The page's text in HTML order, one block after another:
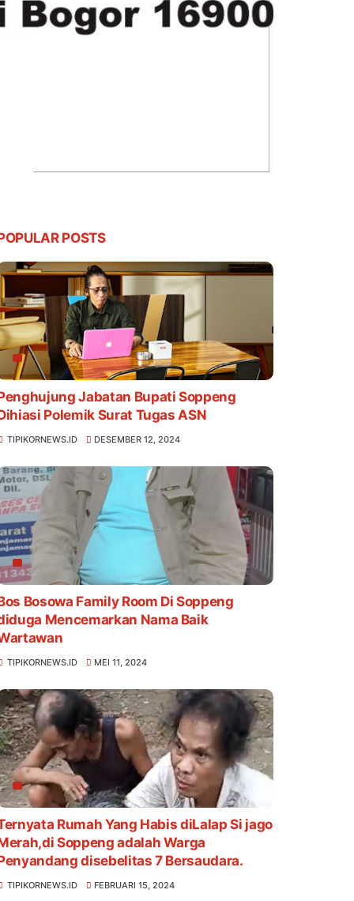
POSTS
Jabatan Bupati Soppeng
Polemik Surat Tugas ASN
TIPIKORNEWS.ID DESEMBER 12, 2024
Bosowa Family Room Di Soppeng
Mencemarkan Nama Baik
TIPIKORNEWS.ID MEI 11, 2024
Rumah Yang Habis diLalap Si jago
Soppeng adalah Warga
disebelitas 7 Bersaudara.
TIPIKORNEWS.ID FEBRUARI 15, 2024